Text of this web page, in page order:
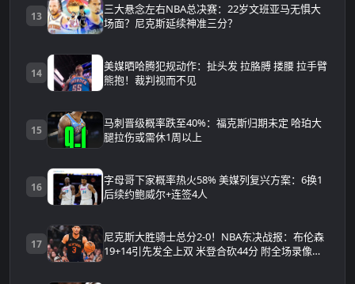
13
三大悬念左右NBA总决赛：22岁文班亚马无惧大
场面？尼克斯延续神准三分？
14
美媒晒哈腾犯规动作：扯头发 拉胳膊 搂腰 拉手臂
熊抱！裁判视而不见
15
马刺晋级概率跌至40%：福克斯归期未定 哈珀大
腿拉伤或需休1周以上
16
字母哥下家概率热火58% 美媒列复兴方案：6换1
后续约鲍威尔+连签4人
17
尼克斯大胜骑士总分2-0！NBA东决战报：布伦森
19+14引先发全上双 米登合砍44分 附全场录像回